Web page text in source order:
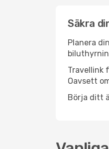
Säkra
Planera
Travellink
Oavsett
Börja ditt